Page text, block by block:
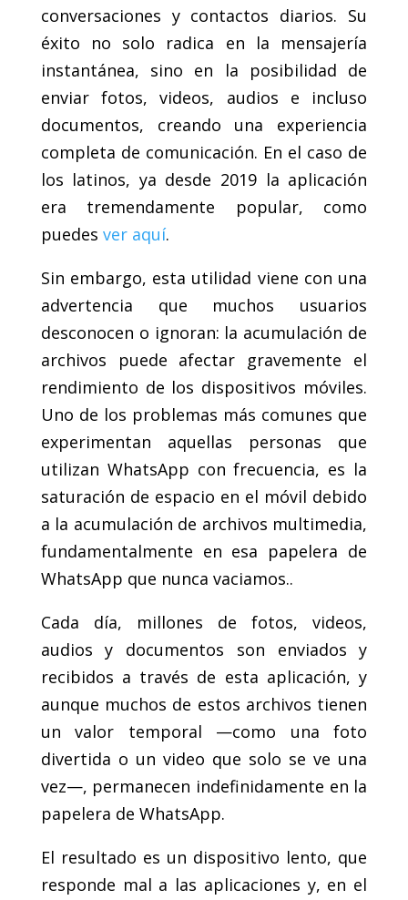
conversaciones y contactos diarios. Su
éxito no solo radica en la mensajería
instantánea, sino en la posibilidad de
enviar fotos, videos, audios e incluso
documentos, creando una experiencia
completa de comunicación. En el caso de
los latinos, ya desde 2019 la aplicación
era tremendamente popular, como
puedes ver aquí.
Sin embargo, esta utilidad viene con una
advertencia que muchos usuarios
desconocen o ignoran: la acumulación de
archivos puede afectar gravemente el
rendimiento de los dispositivos móviles.
Uno de los problemas más comunes que
experimentan aquellas personas que
utilizan WhatsApp con frecuencia, es la
saturación de espacio en el móvil debido
a la acumulación de archivos multimedia,
fundamentalmente en esa papelera de
WhatsApp que nunca vaciamos..
Cada día, millones de fotos, videos,
audios y documentos son enviados y
recibidos a través de esta aplicación, y
aunque muchos de estos archivos tienen
un valor temporal —como una foto
divertida o un video que solo se ve una
vez—, permanecen indefinidamente en la
papelera de WhatsApp.
El resultado es un dispositivo lento, que
responde mal a las aplicaciones y, en el